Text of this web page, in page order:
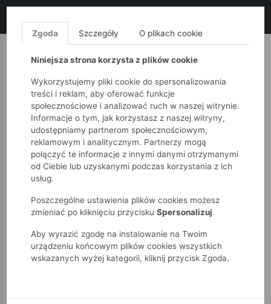
MONNARI QUIOSQUE
51015kids Akcesoria
Bielizna
Bokserki chłopięce 3-pak – kolorowe.
Zgoda Szczegóły O plikach cookie
Niniejsza strona korzysta z plików cookie
Wykorzystujemy pliki cookie do spersonalizowania
treści i reklam, aby oferować funkcje
społecznościowe i analizować ruch w naszej witrynie.
Informacje o tym, jak korzystasz z naszej witryny,
udostępniamy partnerom społecznościowym,
reklamowym i analitycznym. Partnerzy mogą
połączyć te informacje z innymi danymi otrzymanymi
od Ciebie lub uzyskanymi podczas korzystania z ich
usług.
Poszczególne ustawienia plików cookies możesz
zmieniać po kliknięciu przycisku Spersonalizuj.
Aby wyrazić zgodę na instalowanie na Twoim
urządzeniu końcowym plików cookies wszystkich
wskazanych wyżej kategorii, kliknij przycisk Zgoda.